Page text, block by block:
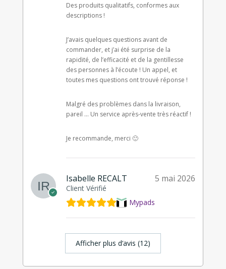
Des produits qualitatifs, conformes aux
descriptions !
J’avais quelques questions avant de
commander, et j’ai été surprise de la
rapidité, de l’efficacité et de la gentillesse
des personnes à l’écoute ! Un appel, et
toutes mes questions ont trouvé réponse !
Malgré des problèmes dans la livraison,
pareil … Un service après-vente très réactif !
Je recommande, merci 🙂
Isabelle RECALT
Client Vérifié
5 mai 2026
Mypads
Afficher plus d‘avis (12)